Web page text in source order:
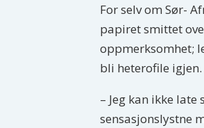
For selv om Sør-
papiret smittet
oppmerksomhet;
bli heterofile igjen.
– Jeg kan ikke
sensasjonslystne